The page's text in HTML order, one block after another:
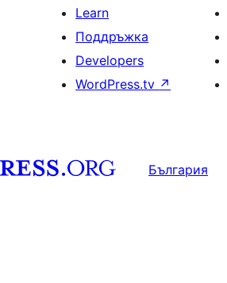
Learn
Поддръжка
Developers
WordPress.tv ↗
България